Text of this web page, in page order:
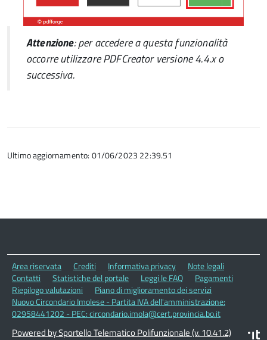
Attenzione: per accedere a questa funzionalità
occorre utilizzarePDFCreatorversione 4.4.x o
successiva.
Ultimo aggiornamento: 01/06/2023 22:39.51
Area riservata Crediti Informativa privacy
Note legali
Contatti
Statistiche del portale Leggi le FAQ
Pagamenti
Riepilogo valutazioni
Piano di miglioramento dei servizi
Nuovo Circondario Imolese - Partita IVA dell'amministrazione:
02958441202 - PEC: circondario.imola@cert.provincia.bo.it
Powered by Sportello Telematico Polifunzionale (v. 10.41.2)